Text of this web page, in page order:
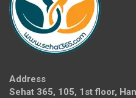
Address
Sehat 365, 105, 1st floor,